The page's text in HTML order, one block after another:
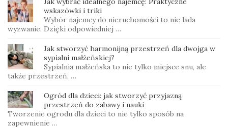
wskazówki i triki
Wybór najemcy do nieruchomości to nie lada
wyzwanie. Dzięki odpowiedniej …
Jak stworzyć harmonijną przestrzeń dla dwojga w
sypialni małżeńskiej?
Sypialnia małżeńska to nie tylko miejsce snu, ale
także przestrzeń, …
Ogród dla dzieci: jak stworzyć przyjazną
przestrzeń do zabawy i nauki
Tworzenie ogrodu dla dzieci to nie tylko sposób na
zapewnienie …